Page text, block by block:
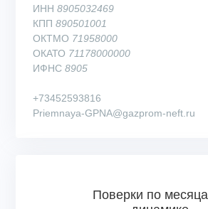
ИНН 8905032469
КПП 890501001
ОКТМО 71958000
ОКАТО 71178000000
ИФНС 8905
+73452593816
Priemnaya-GPNA@gazprom-neft.ru
Поверки по